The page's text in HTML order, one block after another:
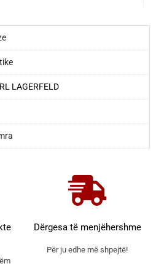
LAGERFELD
Dërgesa të menjëhershme
Për ju edhe më shpejtë!